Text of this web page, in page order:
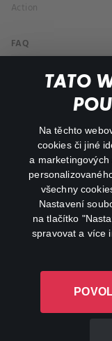
TATO
Na těchto
cookies či jiné
a
všechny
Nastavení
na tlačítko
spravovat a více
Action
FAQ
My profile
facebook
L-1246 Luxembourg